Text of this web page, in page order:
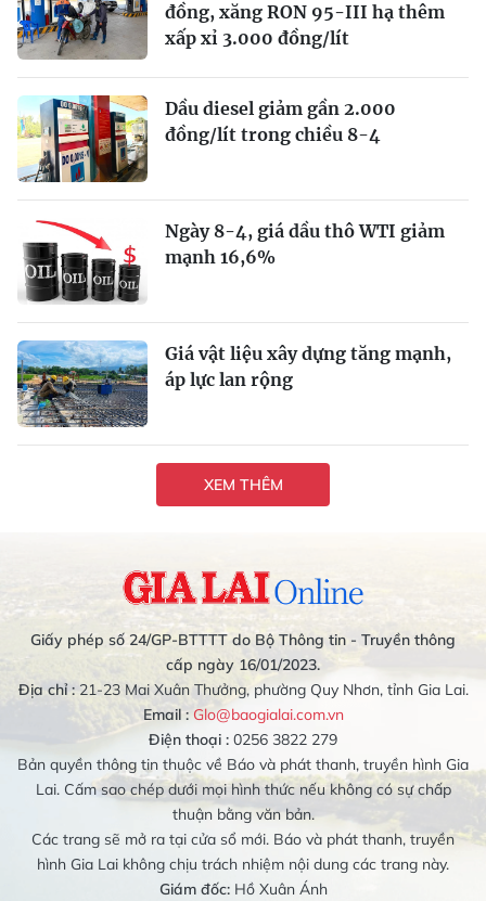
đồng, xăng RON 95-III hạ thêm
xấp xỉ 3.000 đồng/lít
Dầu diesel giảm gần 2.000
đồng/lít trong chiều 8-4
Ngày 8-4, giá dầu thô WTI giảm
mạnh 16,6%
Giá vật liệu xây dựng tăng mạnh,
áp lực lan rộng
XEM THÊM
Giấy phép số 24/GP-BTTTT do Bộ Thông tin - Truyền thông
cấp ngày 16/01/2023.
Địa chỉ :21-23 Mai Xuân Thưởng, phường Quy Nhơn, tỉnh Gia Lai.
Email : Glo@baogialai.com.vn
Điện thoại : 0256 3822 279
Bản quyền thông tin thuộc về Báo và phát thanh, truyền hình Gia
Lai. Cấm sao chép dưới mọi hình thức nếu không có sự chấp
thuận bằng văn bản.
Các trang sẽ mở ra tại cửa sổ mới. Báo và phát thanh, truyền
hình Gia Lai không chịu trách nhiệm nội dung các trang này.
Giám đốc:Hồ Xuân Ánh